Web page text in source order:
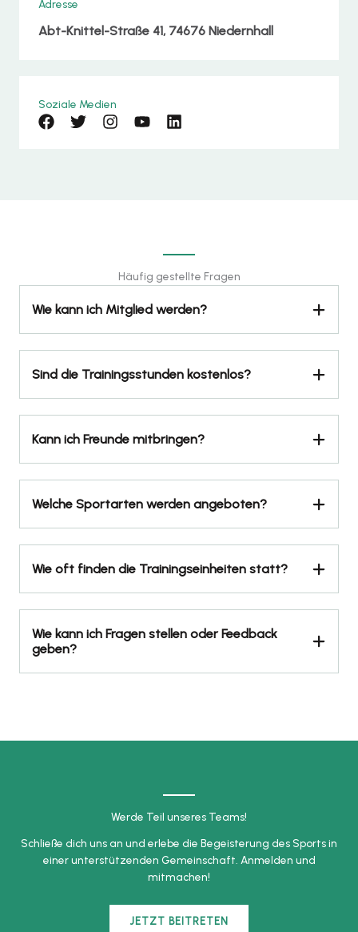
Adresse
Abt-Knittel-Straße 41, 74676 Niedernhall
Soziale Medien
Häufig gestellte Fragen
Wie kann ich Mitglied werden?
Sind die Trainingsstunden kostenlos?
Kann ich Freunde mitbringen?
Welche Sportarten werden angeboten?
Wie oft finden die Trainingseinheiten statt?
Wie kann ich Fragen stellen oder Feedback
geben?
Werde Teil unseres Teams!
Schließe dich uns an und erlebe die Begeisterung des Sports in
einer unterstützenden Gemeinschaft. Anmelden und
mitmachen!
JETZT BEITRETEN